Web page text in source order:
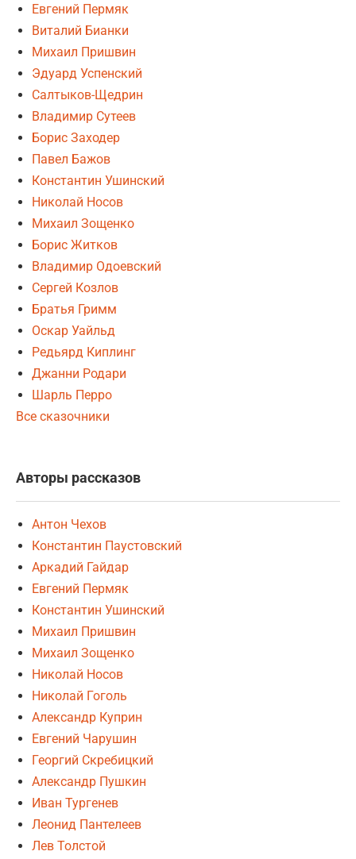
Евгений Пермяк
Виталий Бианки
Михаил Пришвин
Эдуард Успенский
Салтыков-Щедрин
Владимир Сутеев
Борис Заходер
Павел Бажов
Константин Ушинский
Николай Носов
Михаил Зощенко
Борис Житков
Владимир Одоевский
Сергей Козлов
Братья Гримм
Оскар Уайльд
Редьярд Киплинг
Джанни Родари
Шарль Перро
Все сказочники
Авторы рассказов
Антон Чехов
Константин Паустовский
Аркадий Гайдар
Евгений Пермяк
Константин Ушинский
Михаил Пришвин
Михаил Зощенко
Николай Носов
Николай Гоголь
Александр Куприн
Евгений Чарушин
Георгий Скребицкий
Александр Пушкин
Иван Тургенев
Леонид Пантелеев
Лев Толстой